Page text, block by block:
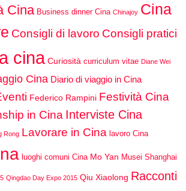
Cina Business dinner Cina Chinajoy Cina
Consigli di lavoro Consigli pratici
cina Curiosità curriculum vitae Diane Wei
Cina Diario di viaggio in Cina
Federico Rampini Festività Cina
in Cina Interviste Cina
Rong Lavorare in Cina lavoro Cina
luoghi comuni Cina Mo Yan Musei Shanghai
Qingdao Day Expo 2015 Qiu Xiaolong Racconti